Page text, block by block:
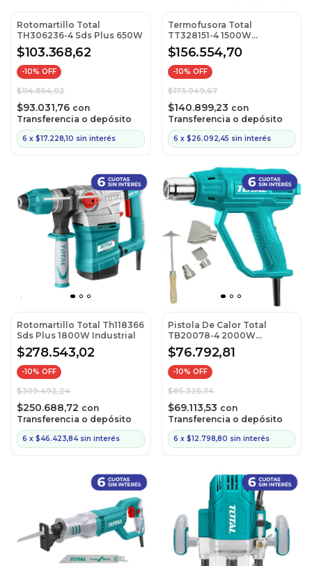
Rotomartillo Total
TH306236-4 Sds Plus 650W
$103.368,62
-10% OFF
$114.854,02
$93.031,76 con
Transferencia o depósito
6 x $17.228,10 sin interés
Termofusora Total
TT328151-4 1500W
Industrial (Ex Tt328151)
$156.554,70
-10% OFF
$173.949,67
$140.899,23 con
Transferencia o depósito
6 x $26.092,45 sin interés
Rotomartillo Total Th118366
Sds Plus 1800W Industrial
$278.543,02
-10% OFF
$309.492,24
$250.688,72 con
Transferencia o depósito
6 x $46.423,84 sin interés
Pistola De Calor Total
TB20078-4 2000W
Industrial (Ex Tb20036-4)
$76.792,81
-10% OFF
$85.325,34
$69.113,53 con
Transferencia o depósito
6 x $12.798,80 sin interés